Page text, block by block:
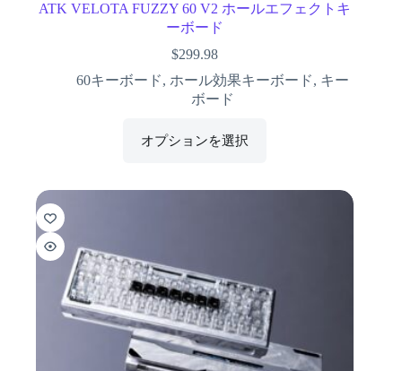
ATK VELOTA FUZZY 60 V2 ホールエフェクトキ
ーボード
$299.98
60キーボード, ホール効果キーボード, キー
ボード
オプションを選択